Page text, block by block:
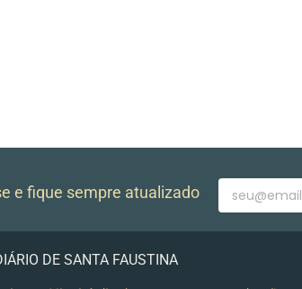
e fique sempre atualizado
DE SANTA FAUSTINA